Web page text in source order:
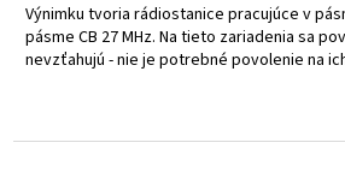
Výnimku tvoria rádiostanice pracujúce v
pásme CB 27 MHz. Na tieto zariadenia sa
nevzťahujú - nie je potrebné povolenie na